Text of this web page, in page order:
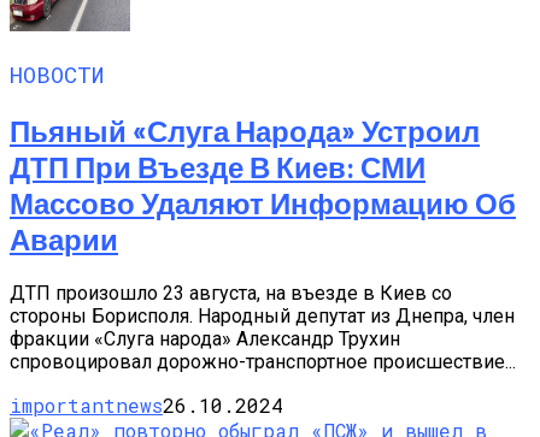
НОВОСТИ
Пьяный «слуга Народа» Устроил
ДТП При Въезде В Киев: СМИ
Массово Удаляют Информацию Об
Аварии
ДТП произошло 23 августа, на въезде в Киев со
стороны Борисполя. Народный депутат из Днепра, член
фракции «Слуга народа» Александр Трухин
спровоцировал дорожно-транспортное происшествие...
importantnews26.10.2024